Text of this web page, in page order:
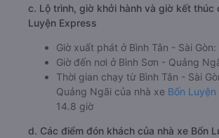
c. Lộ trình, giờ khởi hành và giờ kết thúc
Luyện Express
Giờ xuất phát ở Bình Tân - Sài Gòn:
Giờ đến nơi ở Bình Sơn - Quảng
Thời gian chạy từ Bình Tân - Sài
Quảng Ngãi của nhà xe Bốn
14.8 giờ
d. Các điểm đón khách của nhà xe Bốn